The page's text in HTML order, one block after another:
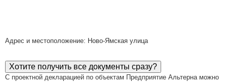
Адрес и местоположение: Ново-Ямская улица
Хотите получить все документы сразу?
С проектной декларацией по объектам Предприятие Альтерна можно